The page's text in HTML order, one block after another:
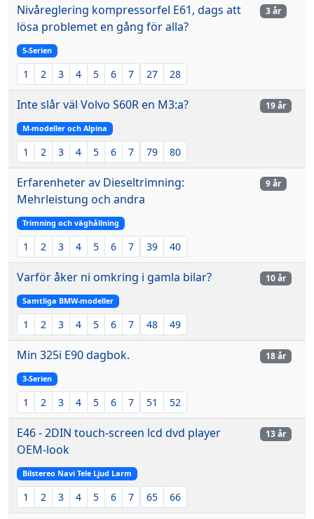
Nivåreglering kompressorfel E61, dags att
lösa problemet en gång för alla?
5-Serien
1 2 3 4 5 6 7 27 28
3 år
Inte slår väl Volvo S60R en M3:a?
M-modeller och Alpina
1 2 3 4 5 6 7 79 80
19 år
Erfarenheter av Dieseltrimning:
Mehrleistung och andra
Trimning och väghållning
1 2 3 4 5 6 7 39 40
9 år
Varför åker ni omkring i gamla bilar?
Samtliga BMW-modeller
1 2 3 4 5 6 7 48 49
10 år
Min 325i E90 dagbok.
3-Serien
1 2 3 4 5 6 7 51 52
18 år
E46 - 2DIN touch-screen lcd dvd player
OEM-look
Bilstereo Navi Tele Ljud Larm
1 2 3 4 5 6 7 65 66
13 år